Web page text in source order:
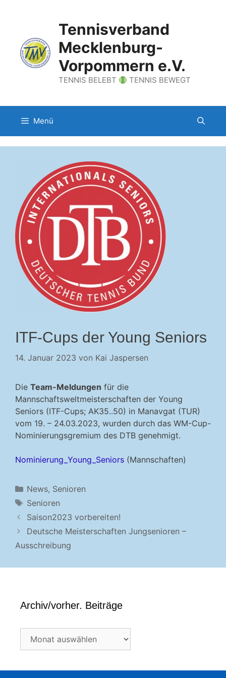
Tennisverband
Mecklenburg-
Vorpommern e.V.
TENNIS BELEBT TENNIS BEWEGT
Menü
ITF-Cups der Young Seniors
14. Januar 2023 von Kai Jaspersen
Die Team-Meldungen für die
Mannschaftsweltmeisterschaften der Young
Seniors (ITF-Cups; AK35..50) in Manavgat (TUR)
vom 19. – 24.03.2023, wurden durch das WM-Cup-
Nominierungsgremium des DTB genehmigt.
Nominierung_Young_Seniors (Mannschaften)
Kategorien
News, Senioren
Schlagwörter
Senioren
Saison2023 vorbereiten!
Deutsche Meisterschaften Jungsenioren –
Ausschreibung
Archiv/vorher. Beiträge
Archiv/vorher.